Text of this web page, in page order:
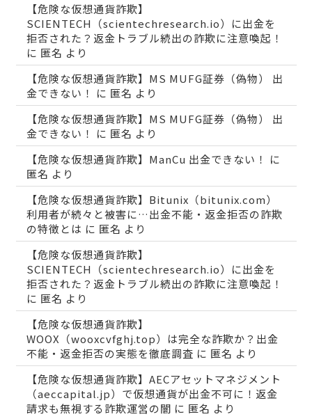
【危険な仮想通貨詐欺】
SCIENTECH（scientechresearch.io）に出金を
拒否された？返金トラブル続出の詐欺に注意喚起！
に 匿名 より
【危険な仮想通貨詐欺】MS MUFG証券（偽物） 出
金できない！
に 匿名 より
【危険な仮想通貨詐欺】MS MUFG証券（偽物） 出
金できない！
に 匿名 より
【危険な仮想通貨詐欺】ManCu 出金できない！
に
匿名 より
【危険な仮想通貨詐欺】Bitunix（bitunix.com）
利用者が続々と被害に…出金不能・返金拒否の詐欺
の特徴とは に 匿名 より
【危険な仮想通貨詐欺】
SCIENTECH（scientechresearch.io）に出金を
拒否された？返金トラブル続出の詐欺に注意喚起！
に 匿名 より
【危険な仮想通貨詐欺】
WOOX（wooxcvfghj.top）は完全な詐欺か？出金
不能・返金拒否の実態を徹底調査 に 匿名 より
【危険な仮想通貨詐欺】AECアセットマネジメント
（aeccapital.jp）で仮想通貨が出金不可に！返金
請求も無視する詐欺運営の闇 に 匿名 より